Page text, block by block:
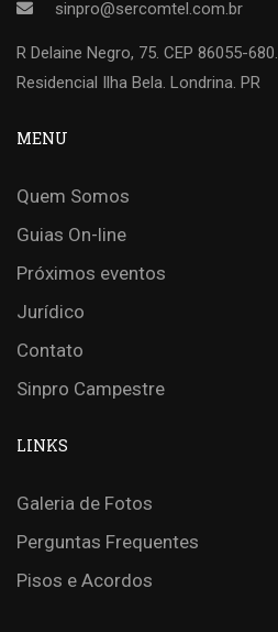
sinpro@sercomtel.com.br
R Delaine Negro, 75. CEP 86055-680.
Residencial Ilha Bela. Londrina. PR
MENU
Quem Somos
Guias On-line
Próximos eventos
Jurídico
Contato
Sinpro Campestre
LINKS
Galeria de Fotos
Perguntas Frequentes
Pisos e Acordos